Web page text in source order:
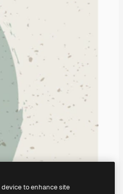
to enhance site